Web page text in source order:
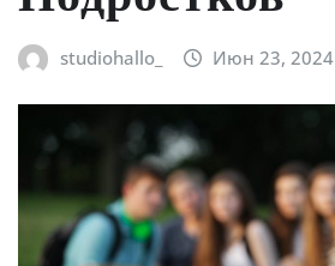
studiohallo_ Июн 23, 2024